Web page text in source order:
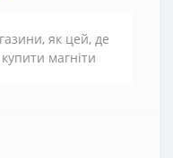
як цей, де
магніти